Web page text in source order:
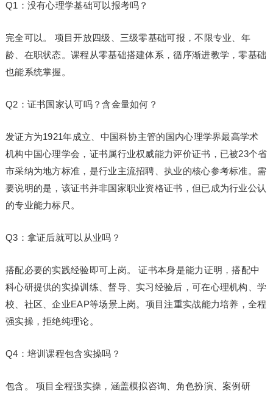
Q1：没有心理学基础可以报考吗？
完全可以。 项目开放四级、三级零基础可报，不限专业、年
龄、在职状态。课程从零基础搭建体系，循序渐进教学，零基础
也能系统掌握。
Q2：证书国家认可吗？含金量如何？
发证方为1921年成立、中国科协主管的国内心理学界最高学术
机构中国心理学会，证书属行业权威能力评价证书，已被23个省
市采纳为地方标准，是行业主流招聘、执业的核心参考标准。需
要说明的是，该证书并非国家职业资格证书，但已成为行业公认
的专业能力标尺。
Q3：拿证后就可以从业吗？
搭配必要的实践经验即可上岗。 证书本身是能力证明，搭配中
科心研提供的实操训练、督导、实习经验后，可在心理机构、学
校、社区、企业EAP等场景上岗。项目注重实战能力培养，全程
强实操，拒绝纯理论。
Q4：培训课程包含实操吗？
包含。 项目全程强实操，涵盖模拟咨询、角色扮演、案例研